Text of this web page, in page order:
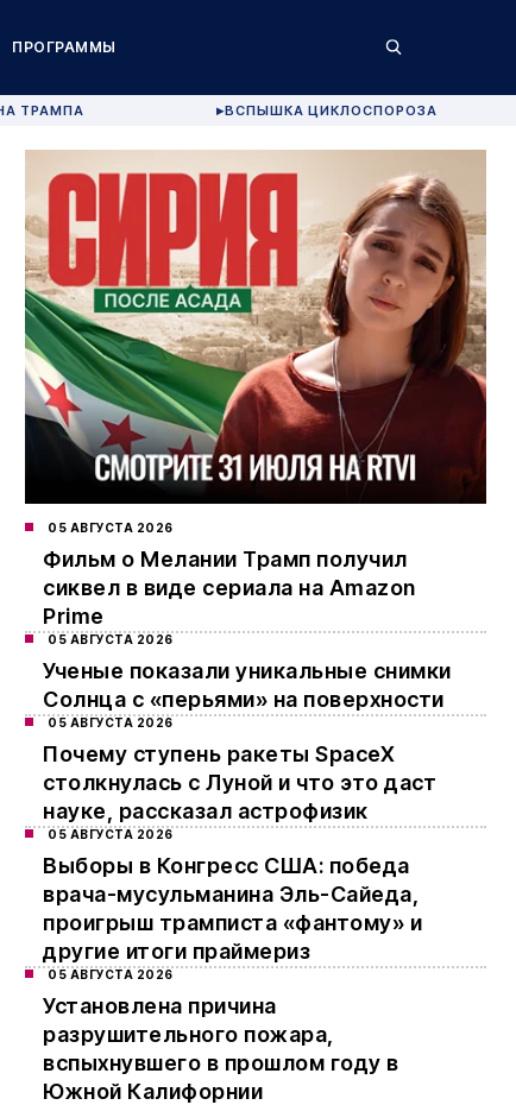
ПРОГРАММЫ
ТРАМПА ▶ВСПЫШКА ЦИКЛОСПОРОЗА
05 АВГУСТА 2026
Фильм о Мелании Трамп получил
сиквел в виде сериала на Amazon
Prime
05 АВГУСТА 2026
Ученые показали уникальные снимки
Солнца с «перьями» на поверхности
05 АВГУСТА 2026
Почему ступень ракеты SpaceX
столкнулась с Луной и что это даст
науке, рассказал астрофизик
05 АВГУСТА 2026
Выборы в Конгресс США: победа
врача-мусульманина Эль-Сайеда,
проигрыш трамписта «фантому» и
другие итоги праймериз
05 АВГУСТА 2026
Установлена причина
разрушительного пожара,
вспыхнувшего в прошлом году в
Южной Калифорнии